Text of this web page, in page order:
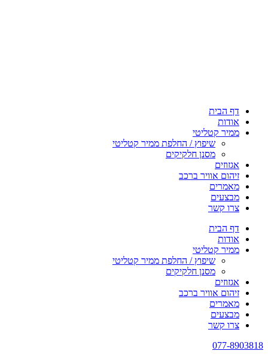
דף הבית
אודות
ממיר קטליטי
שיפוץ / החלפת ממיר קטליטי
מסנן חלקיקים
אגזוזים
זיהום אוויר ברכב
מאמרים
מבצעים
צרו קשר
דף הבית
אודות
ממיר קטליטי
שיפוץ / החלפת ממיר קטליטי
מסנן חלקיקים
אגזוזים
זיהום אוויר ברכב
מאמרים
מבצעים
צרו קשר
077-8903818